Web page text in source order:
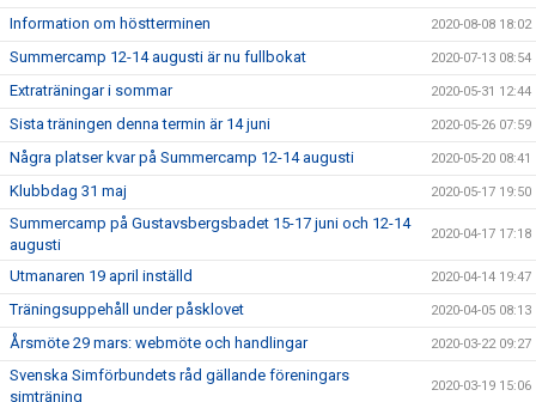
Information om höstterminen 2020-08-08 18:02
Summercamp 12-14 augusti är nu fullbokat 2020-07-13 08:54
Extraträningar i sommar 2020-05-31 12:44
Sista träningen denna termin är 14 juni 2020-05-26 07:59
Några platser kvar på Summercamp 12-14 augusti 2020-05-20 08:41
Klubbdag 31 maj 2020-05-17 19:50
Summercamp på Gustavsbergsbadet 15-17 juni och 12-14
augusti
2020-04-17 17:18
Utmanaren 19 april inställd 2020-04-14 19:47
Träningsuppehåll under påsklovet 2020-04-05 08:13
Årsmöte 29 mars: webmöte och handlingar 2020-03-22 09:27
Svenska Simförbundets råd gällande föreningars
simträning
2020-03-19 15:06